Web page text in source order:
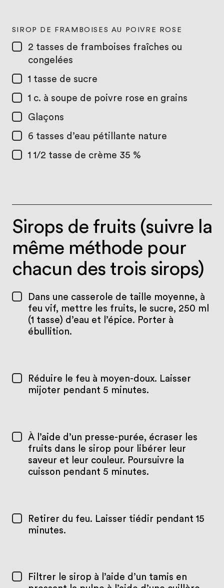
SIROP DE FRAMBOISES AU POIVRE ROSE
2 tasses de framboises fraîches ou
congelées
1 tasse de sucre
1 c. à soupe de poivre rose en grains
Glaçons
6 tasses d’eau pétillante nature
1 1/2 tasse de crème 35 %
Sirops de fruits (suivre la
même méthode pour
chacun des trois sirops)
Dans une casserole de taille moyenne, à
feu vif, mettre les fruits, le sucre, 250 ml
(1 tasse) d’eau et l’épice. Porter à
ébullition.
Réduire le feu à moyen-doux. Laisser
mijoter pendant 5 minutes.
À l’aide d’un presse-purée, écraser les
fruits dans le sirop pour libérer leur
saveur et leur couleur. Poursuivre la
cuisson pendant 5 minutes.
Retirer du feu. Laisser tiédir pendant 15
minutes.
Filtrer le sirop à l’aide d’un tamis en